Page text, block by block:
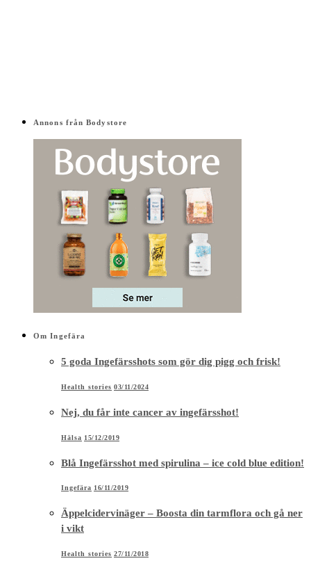
Annons från Bodystore
Om Ingefära
5 goda Ingefärsshots som gör dig pigg och frisk!
Health stories 03/11/2024
Nej, du får inte cancer av ingefärsshot!
Hälsa 15/12/2019
Blå Ingefärsshot med spirulina – ice cold blue edition!
Ingefära 16/11/2019
Äppelcidervinäger – Boosta din tarmflora och gå ner
i vikt
Health stories 27/11/2018